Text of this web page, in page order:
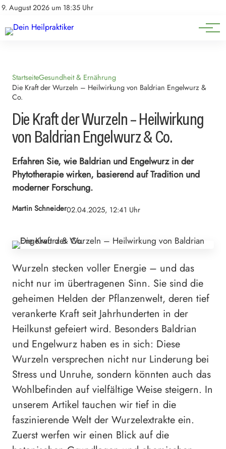
9. August 2026 um 18:35 Uhr
Impressum
Natürliche Medizin
Heilpflanzen & Kräuterkunde
StartseiteGesundheit & Ernährung
Die Kraft der Wurzeln – Heilwirkung von Baldrian Engelwurz &
Co.
Die Kraft der Wurzeln – Heilwirkung
von Baldrian Engelwurz & Co.
Erfahren Sie, wie Baldrian und Engelwurz in der
Phytotherapie wirken, basierend auf Tradition und
moderner Forschung.
Martin Schneider02.04.2025, 12:41 Uhr
Wurzeln stecken voller Energie – und das
nicht nur im übertragenen Sinn. Sie sind die
geheimen Helden der Pflanzenwelt, deren tief
verankerte Kraft seit Jahrhunderten in der
Heilkunst gefeiert wird. Besonders Baldrian
und Engelwurz haben es in sich: Diese
Wurzeln versprechen nicht nur Linderung bei
Stress und Unruhe, sondern könnten auch das
Wohlbefinden auf vielfältige Weise steigern. In
unserem Artikel tauchen wir tief in die
faszinierende Welt der Wurzelextrakte ein.
Zuerst werfen wir einen Blick auf die